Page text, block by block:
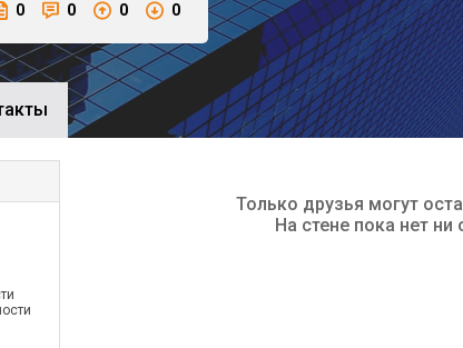
0 0 0 0
Только друзья могут
На стене пока нет ни